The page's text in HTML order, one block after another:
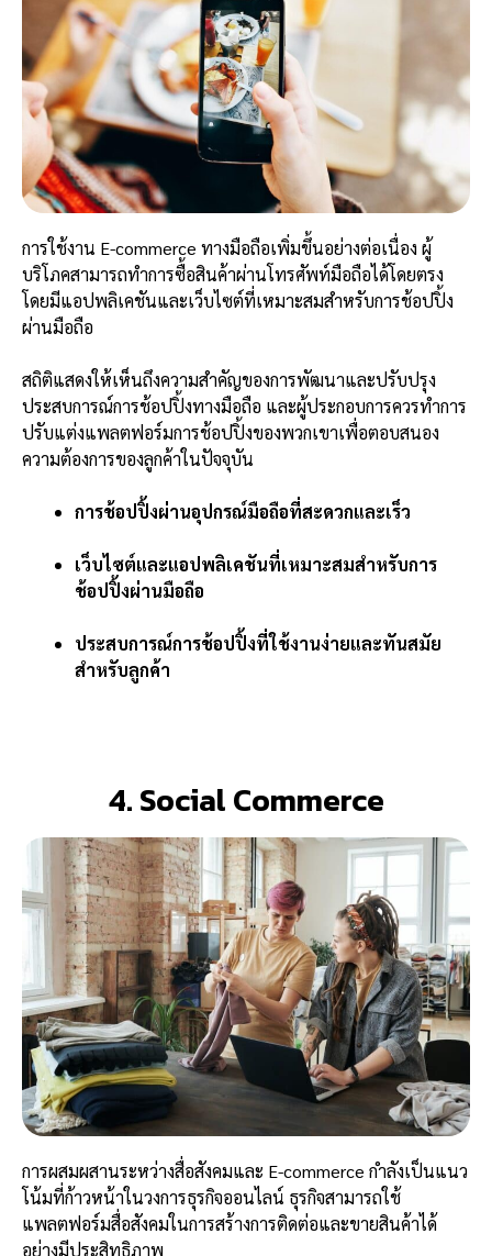
การใช้งาน E-commerce ทางมือถือเพิ่มขึ้นอย่างต่อเนื่อง ผู้
บริโภคสามารถทำการซื้อสินค้าผ่านโทรศัพท์มือถือได้โดยตรง
โดยมีแอปพลิเคชันและเว็บไซต์ที่เหมาะสมสำหรับการช้อปปิ้ง
ผ่านมือถือ
สถิติแสดงให้เห็นถึงความสำคัญของการพัฒนาและปรับปรุง
ประสบการณ์การช้อปปิ้งทางมือถือ และผู้ประกอบการควรทำการ
ปรับแต่งแพลตฟอร์มการช้อปปิ้งของพวกเขาเพื่อตอบสนอง
ความต้องการของลูกค้าในปัจจุบัน
การช้อปปิ้งผ่านอุปกรณ์มือถือที่สะดวกและเร็ว
เว็บไซต์และแอปพลิเคชันที่เหมาะสมสำหรับการ
ช้อปปิ้งผ่านมือถือ
ประสบการณ์การช้อปปิ้งที่ใช้งานง่ายและทันสมัย
สำหรับลูกค้า
4. Social Commerce
การผสมผสานระหว่างสื่อสังคมและ E-commerce กำลังเป็นแนว
โน้มที่ก้าวหน้าในวงการธุรกิจออนไลน์ ธุรกิจสามารถใช้
แพลตฟอร์มสื่อสังคมในการสร้างการติดต่อและขายสินค้าได้
อย่างมีประสิทธิภาพ